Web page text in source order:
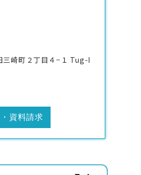
三崎町２丁目４−１ Tug-I
資料請求